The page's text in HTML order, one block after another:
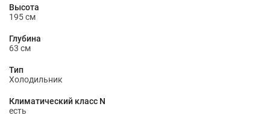
Высота
195 см
Глубина
63 см
Тип
Холодильник
Климатический класс N
есть